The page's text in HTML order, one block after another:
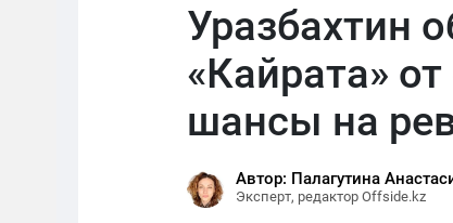
Уразбахтин
«Кайрата»
шансы на
Автор: Палагутина
Эксперт, редактор Offside.kz